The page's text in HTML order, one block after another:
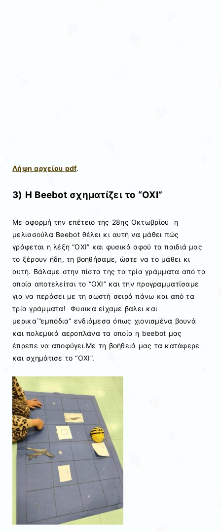
Λήψη αρχείου pdf.
3) Η Beebot σχηματίζει το “ΟΧΙ”
Με αφορμή την επέτειο της 28ης Οκτωβρίου η
μελισσούλα Beebot θέλει κι αυτή να μάθει πώς
γράφεται η λέξη “ΟΧΙ” και φυσικά αφού τα παιδιά μας
το ξέρουν ήδη, τη βοηθήσαμε, ώστε να το μάθει κι
αυτή. Βάλαμε στην πίστα της τα τρία γράμματα από τα
οποία αποτελείται το “ΟΧΙ” και την προγραμματίσαμε
για να περάσει με τη σωστή σειρά πάνω και από τα
τρία γράμματα! Φυσικά είχαμε βάλει και
μερικα΄”εμπόδια” ενδιάμεσα όπως χιονισμένα βουνά
και πολεμικά αεροπλάνα τα οποία η beebot μας
έπρεπε να αποφύγει.Με τη βοήθειά μας τα κατάφερε
και σχημάτισε το “ΟΧΙ”.